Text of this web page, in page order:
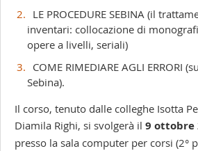
LE PROCEDURE SEBINA (il
inventari: collocazione di
opere a livelli, seriali)
COME RIMEDIARE AGLI ERRORI
Sebina).
Il corso, tenuto dalle colleghe Isotta
Diamila Righi, si svolgerà il 9 ottobre
presso la sala computer per corsi (2°